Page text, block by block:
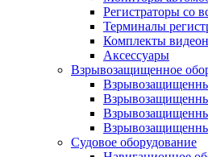
Регистраторы со
Терминалы
Комплекты
Аксессуары
Взрывозащищенное
Судовое оборудование